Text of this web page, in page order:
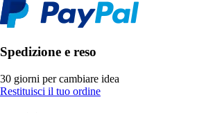
Spedizione e reso
30 giorni per cambiare idea
Restituisci il tuo ordine